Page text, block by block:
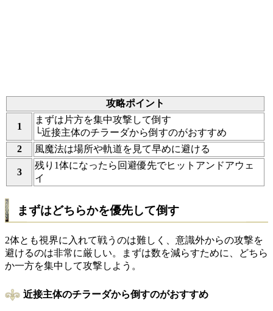
攻略ポイント
1
まずは片方を集中攻撃して倒す
└近接主体のチラーダから倒すのがおすすめ
2
風魔法は場所や軌道を見て早めに避ける
3
残り1体になったら回避優先でヒットアンドアウェ
イ
まずはどちらかを優先して倒す
2体とも視界に入れて戦うのは難しく、意識外からの攻撃を
避けるのは非常に厳しい。まずは数を減らすために、どちら
か一方を集中して攻撃しよう。
近接主体のチラーダから倒すのがおすすめ